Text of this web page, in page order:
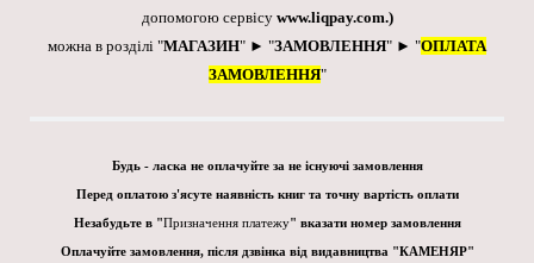
допомогою сервісу www.liqpay.com.)
можна в розділі "МАГАЗИН" ► "ЗАМОВЛЕННЯ" ► "ОПЛАТА
ЗАМОВЛЕННЯ"
Будь - ласка не оплачуйте за не існуючі замовлення
Перед оплатою з'ясуте наявність книг та точну вартість оплати
Незабудьте в "Призначення платежу" вказати номер замовлення
Оплачуйте замовлення, після дзвінка від видавництва "КАМЕНЯР"